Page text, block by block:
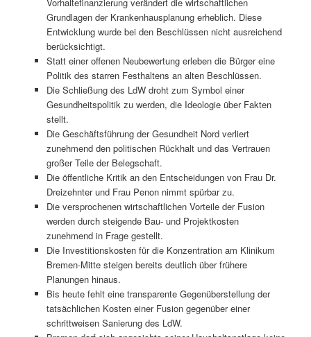
Grundlagen der Krankenhausplanung erheblich. Diese
Entwicklung wurde bei den Beschlüssen nicht ausreichend
berücksichtigt.
Statt einer offenen Neubewertung erleben die Bürger eine
Politik des starren Festhaltens an alten Beschlüssen.
Die Schließung des LdW droht zum Symbol einer
Gesundheitspolitik zu werden, die Ideologie über Fakten
stellt.
Die Geschäftsführung der Gesundheit Nord verliert
zunehmend den politischen Rückhalt und das Vertrauen
großer Teile der Belegschaft.
Die öffentliche Kritik an den Entscheidungen von Frau Dr.
Dreizehnter und Frau Penon nimmt spürbar zu.
Die versprochenen wirtschaftlichen Vorteile der Fusion
werden durch steigende Bau- und Projektkosten
zunehmend in Frage gestellt.
Die Investitionskosten für die Konzentration am Klinikum
Bremen-Mitte steigen bereits deutlich über frühere
Planungen hinaus.
Bis heute fehlt eine transparente Gegenüberstellung der
tatsächlichen Kosten einer Fusion gegenüber einer
schrittweisen Sanierung des LdW.